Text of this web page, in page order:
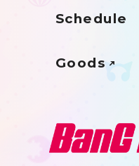
Schedule
Goods